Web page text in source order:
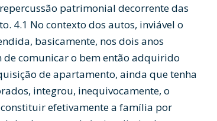
patrimonial decorrente das
4.1 No contexto dos autos, inviável o
basicamente, nos dois anos
comunicar o bem então adquirido
de apartamento, ainda que tenha
integrou, inequivocamente, o
efetivamente a família por